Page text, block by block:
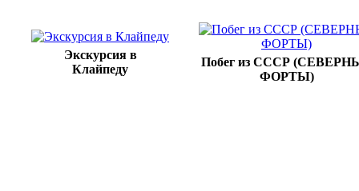
Экскурсия в
Клайпеду
Побег из СССР
ФОРТЫ)